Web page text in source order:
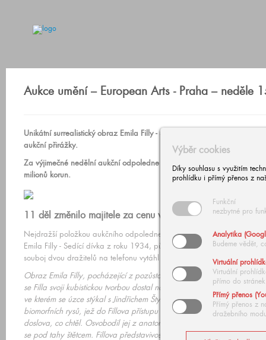
Výběr cookies
Díky souhlasu s využitím
prohlídku i přímý přenos z
Funkční
nezbytné pro
Analytika
Budeme vědět,
Virtuální
Virtuální
přímo do stránek
Přímý přenos
Přímý přenos z
dražebního
Aukce umění – European Arts - Praha – neděle
Unikátní surrealistický obraz Emila Filly - Sedící Dívka našel nového
aukční přirážky.
Za výjimečné nedělní aukční odpoledne v Obecním domě v Praze se
milionů korun.
11 děl změnilo majitele za cenu vyšší než milion korun.
Nejdražší položkou aukčního odpoledne v Obecním domě v Praze se
Emila Filly - Sedící dívka z roku 1934, původně ze známé brněnské
souboj dvou dražitelů na telefonu vytáhl jeho cenu až na 8, 2 milionů
Obraz Emila Filly, pocházející z pozůstalosti brněnského sběratele
se Filla svoji kubistickou tvorbou dostal na pomezí, související se
ve kterém se úzce stýkal s Jindřichem Štyrským, dospěl k uvolněnému
biomorfních rysů, jež do Fillova přístupu vnesly vláčnost, umožňující,
doslova, co chtěl. Osvobodil jej z anatomie, stalo se mu přímo kusem
se pod tahy štětcem. Fillova představivost zde dosahovala svých